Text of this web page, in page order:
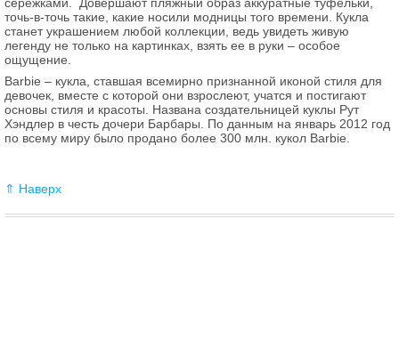
точь-в-точь такие, какие носили модницы того времени. Кукла
станет украшением любой коллекции, ведь увидеть живую
легенду не только на картинках, взять ее в руки – особое
ощущение.
Barbie – кукла, ставшая всемирно признанной иконой стиля для
девочек, вместе с которой они взрослеют, учатся и постигают
основы стиля и красоты. Названа создательницей куклы Рут
Хэндлер в честь дочери Барбары. По данным на январь 2012 год
по всему миру было продано более 300 млн. кукол Barbie.
⇑ Наверх